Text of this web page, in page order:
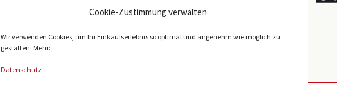
Cookie-Zustimmung verwalten
Wir verwenden Cookies, um Ihr Einkaufserlebnis so optimal und angenehm wie möglich zu
gestalten. Mehr:
Datenschutz-